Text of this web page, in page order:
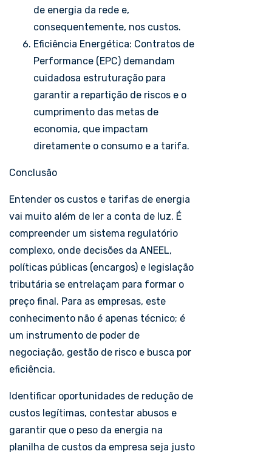
de energia da rede e,
consequentemente, nos custos.
Eficiência Energética: Contratos de
Performance (EPC) demandam
cuidadosa estruturação para
garantir a repartição de riscos e o
cumprimento das metas de
economia, que impactam
diretamente o consumo e a tarifa.
Conclusão
Entender os custos e tarifas de energia
vai muito além de ler a conta de luz. É
compreender um sistema regulatório
complexo, onde decisões da ANEEL,
políticas públicas (encargos) e legislação
tributária se entrelaçam para formar o
preço final. Para as empresas, este
conhecimento não é apenas técnico; é
um instrumento de poder de
negociação, gestão de risco e busca por
eficiência.
Identificar oportunidades de redução de
custos legítimas, contestar abusos e
garantir que o peso da energia na
planilha de custos da empresa seja justo